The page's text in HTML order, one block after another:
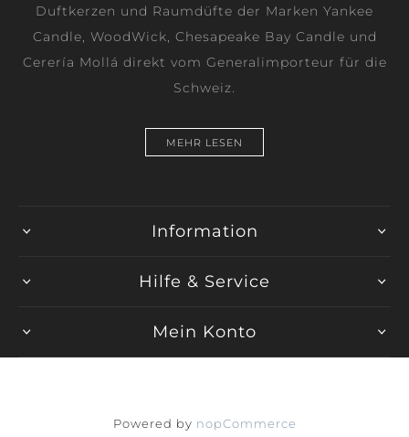
Duftkerzen und Raumdüfte der Marken Yankee
Candle, WoodWick, Chesapeake Bay Candle und
Cerería Mollá direkt vom Generalimporteur für die
Schweiz.
MEHR LESEN
Information
Hilfe & Service
Mein Konto
Powered by nopCommerce